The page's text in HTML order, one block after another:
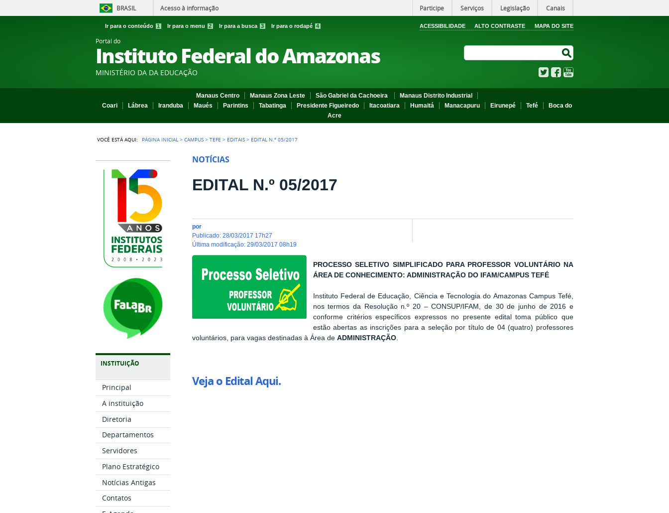
BRASIL Acesso à informação Participe Serviços Legislação Canais
Ir para o conteúdo 1 Ir para o menu 2 Ir para a busca 3 Ir para o rodapé 4 ACESSIBILIDADE ALTO CONTRASTE MAPA DO SITE
Portal do
Instituto Federal do Amazonas
MINISTÉRIO DA DA EDUCAÇÃO TwitterFacebook
Manaus Centro Manaus Zona Leste São Gabriel da Cachoeira
Manaus Distrito Industrial
Coari
Lábrea Iranduba Maués Parintins Tabatinga Presidente Figueiredo Itacoatiara Humaitá Manacapuru Eirunepé Tefé
Boca do
Acre
VOCÊ ESTÁ AQUI: PÁGINA INICIAL >CAMPUS >TEFE > EDITAIS > EDITAL N.º 05/2017
INSTITUIÇÃO
Principal
A instituição
Diretoria
Departamentos
Servidores
Plano Estratégico
Notícias Antigas
Contatos
NOTÍCIAS
EDITAL N.º 05/2017
por
publicado:28/03/2017 17h27
última modificação:29/03/2017 08h19
PROCESSO SELETIVO SIMPLIFICADO PARA PROFESSOR VOLUNTÁRIO NA
ÁREA DE CONHECIMENTO: ADMINISTRAÇÃO DO IFAM/CAMPUS TEFÉ
Instituto Federal de Educação, Ciência e Tecnologia do Amazonas Campus Tefé,
nos termos da Resolução n.º 20 – CONSUP/IFAM, de 30 de junho de 2016 e
conforme critérios específicos expressos no presente edital toma público que
estão abertas as inscrições para a seleção por título de 04 (quatro) professores
voluntários, para vagas destinadas à Área deADMINISTRAÇÃO
Veja o Edital Aqui.